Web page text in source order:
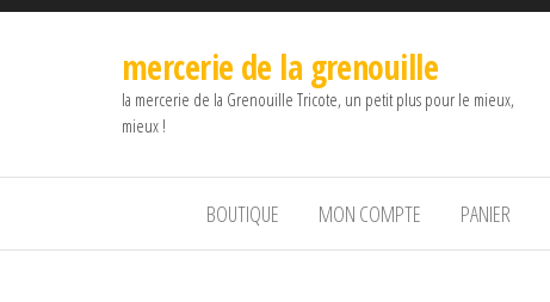
mercerie de la grenouille
la mercerie de la Grenouille Tricote, un petit plus pour le mieux,
mieux !
BOUTIQUE MON COMPTE PANIER